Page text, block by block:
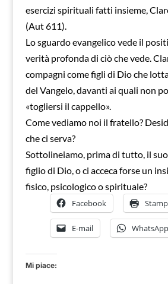
esercizi spirituali fatti insieme,
(Aut 611).
Lo sguardo evangelico vede il
verità profonda di ciò che vede.
compagni come figli di Dio che
del Vangelo, davanti ai quali non
«togliersi il cappello».
Come vediamo noi il fratello?
che ci serva?
Sottolineiamo, prima di tutto, il
figlio di Dio, o ci acceca forse un
fisico, psicologico o spirituale?
Facebook
E-mail WhatsApp
Mi piace: